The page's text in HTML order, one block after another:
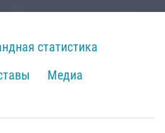
статистика
Медиа